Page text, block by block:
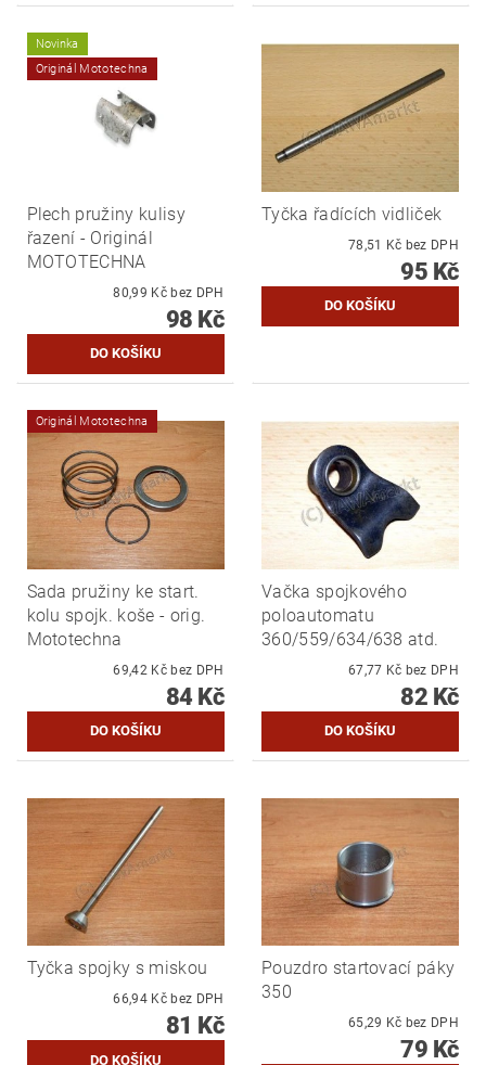
Novinka
Originál Mototechna
Plech pružiny kulisy
řazení - Originál
MOTOTECHNA
80,99 Kč bez DPH
98 Kč
Tyčka řadících vidliček
78,51 Kč bez DPH
95 Kč
Originál Mototechna
Sada pružiny ke start.
kolu spojk. koše - orig.
Mototechna
69,42 Kč bez DPH
84 Kč
Vačka spojkového
poloautomatu
360/559/634/638 atd.
67,77 Kč bez DPH
82 Kč
Tyčka spojky s miskou
66,94 Kč bez DPH
81 Kč
Pouzdro startovací páky
350
65,29 Kč bez DPH
79 Kč